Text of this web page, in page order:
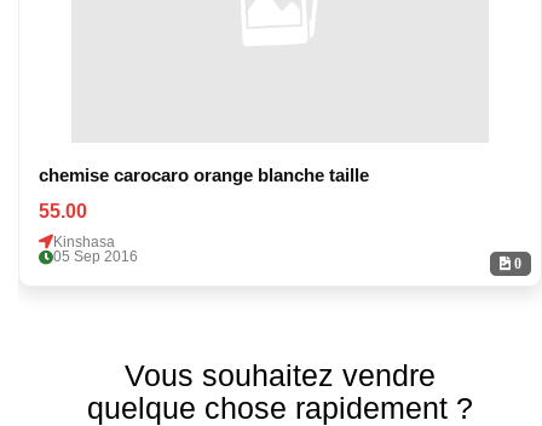
0
chemise carocaro orange blanche taille
55.00
Kinshasa
05 Sep 2016
Vous souhaitez vendre
quelque chose rapidement ?